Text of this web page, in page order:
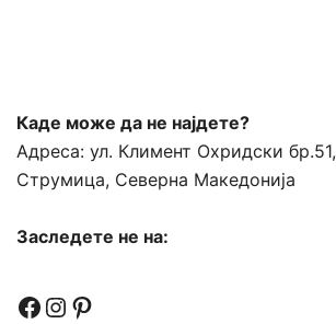
Каде може да не најдете?
Адреса: ул. Климент Охридски бр.51,
Струмица, Северна Македонија
Заследете не на:
Facebook
Instagram
Pinterest